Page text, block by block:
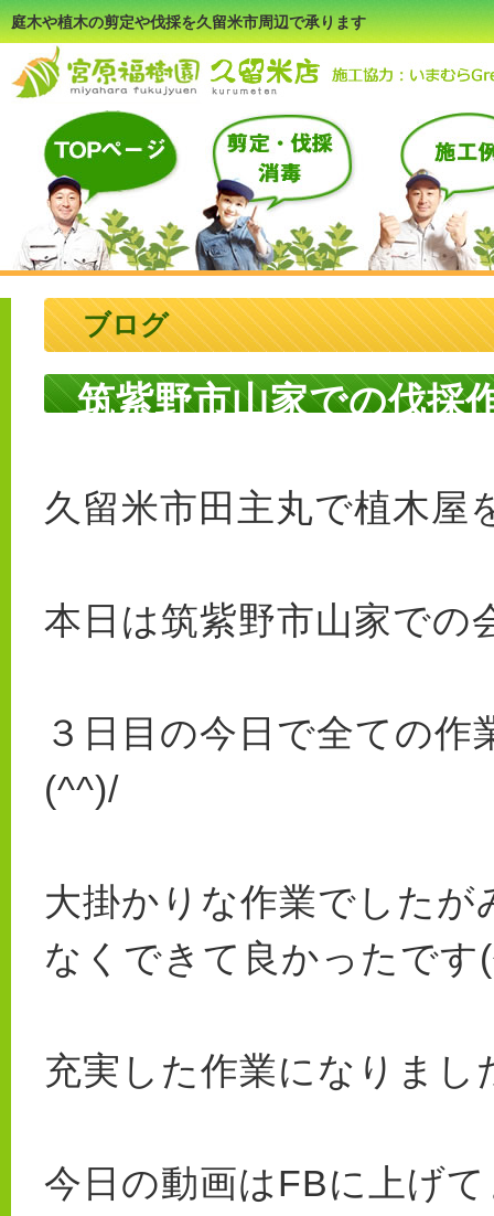
庭木や植木の剪定や伐採を久留米市周辺で承ります
ブログ
筑紫野市山家での伐採
久留米市田主丸で植木屋
本日は筑紫野市山家での
３日目の今日で全ての
(^^)/
大掛かりな作業でした
なくできて良かったです
充実した作業になりまし
今日の動画はFBに上げ